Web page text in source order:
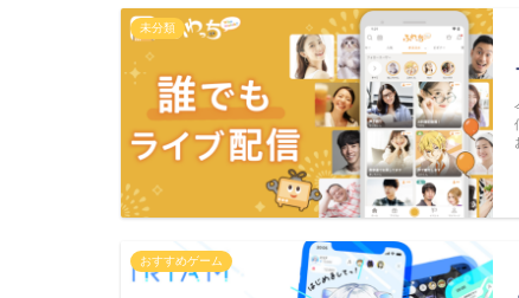
未分類
おすすめゲーム